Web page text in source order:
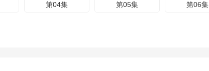
第04集 第05集 第06集